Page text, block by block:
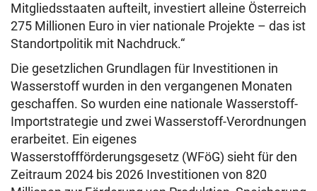
Mitgliedsstaaten aufteilt, investiert alleine Österreich
275 Millionen Euro in vier nationale Projekte – das ist
Standortpolitik mit Nachdruck.“
Die gesetzlichen Grundlagen für Investitionen in
Wasserstoff wurden in den vergangenen Monaten
geschaffen. So wurden eine nationale Wasserstoff-
Importstrategie und zwei Wasserstoff-Verordnungen
erarbeitet. Ein eigenes
Wasserstoffförderungsgesetz (WFöG) sieht für den
Zeitraum 2024 bis 2026 Investitionen von 820